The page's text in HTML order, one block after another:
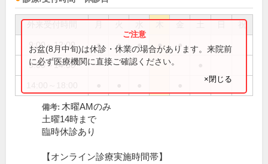
祝
9:00～12:00 ● ● ● ● ●
9:00～14:00
お盆(8月中旬)は休診・休業の場合があります。来院前
に必ず医療機関に直接ご確認ください。
×閉じる
備考: 木曜AMのみ
土曜14時まで
臨時休診あり
【オンライン診療実施時間帯】